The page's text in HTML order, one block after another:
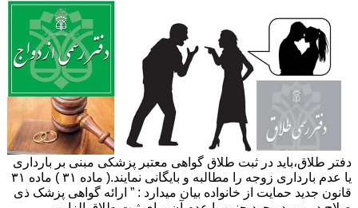
دفتر طلاق،باید در ثبت طلاق گواهی معتبر پزشکی مبنی بر بارداری
یا عدم بارداری زوجه را مطالبه و بایگانی نمایند.( ماده ۳۱ ) ماده ۳۱
قانون جدید حمایت از خانواده بیان میدارد : ” ارائه گواهی پزشک ذی